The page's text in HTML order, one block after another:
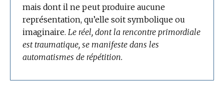
DOMAINE
:
mais dont il ne peut produire aucune
représentation, qu’elle soit symbolique ou
imaginaire. Le réel, dont la rencontre primordiale
est traumatique, se manifeste dans les
automatismes de répétition.